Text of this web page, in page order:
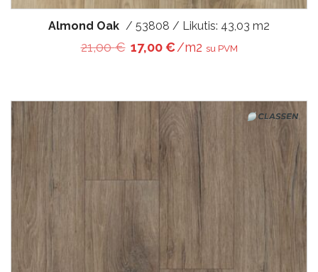
Almond Oak / 53808 / Likutis: 43,03 m2
21,00€ Original price was: 21,00 €.
17,00€Current price is: 17,00
/m2 su PVM